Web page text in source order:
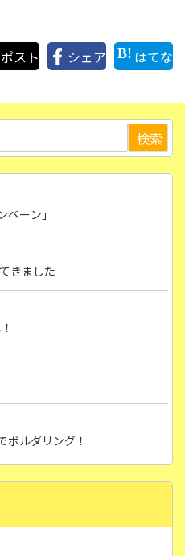
ポスト シェア はてな
ーン」
きました
ボルダリング！